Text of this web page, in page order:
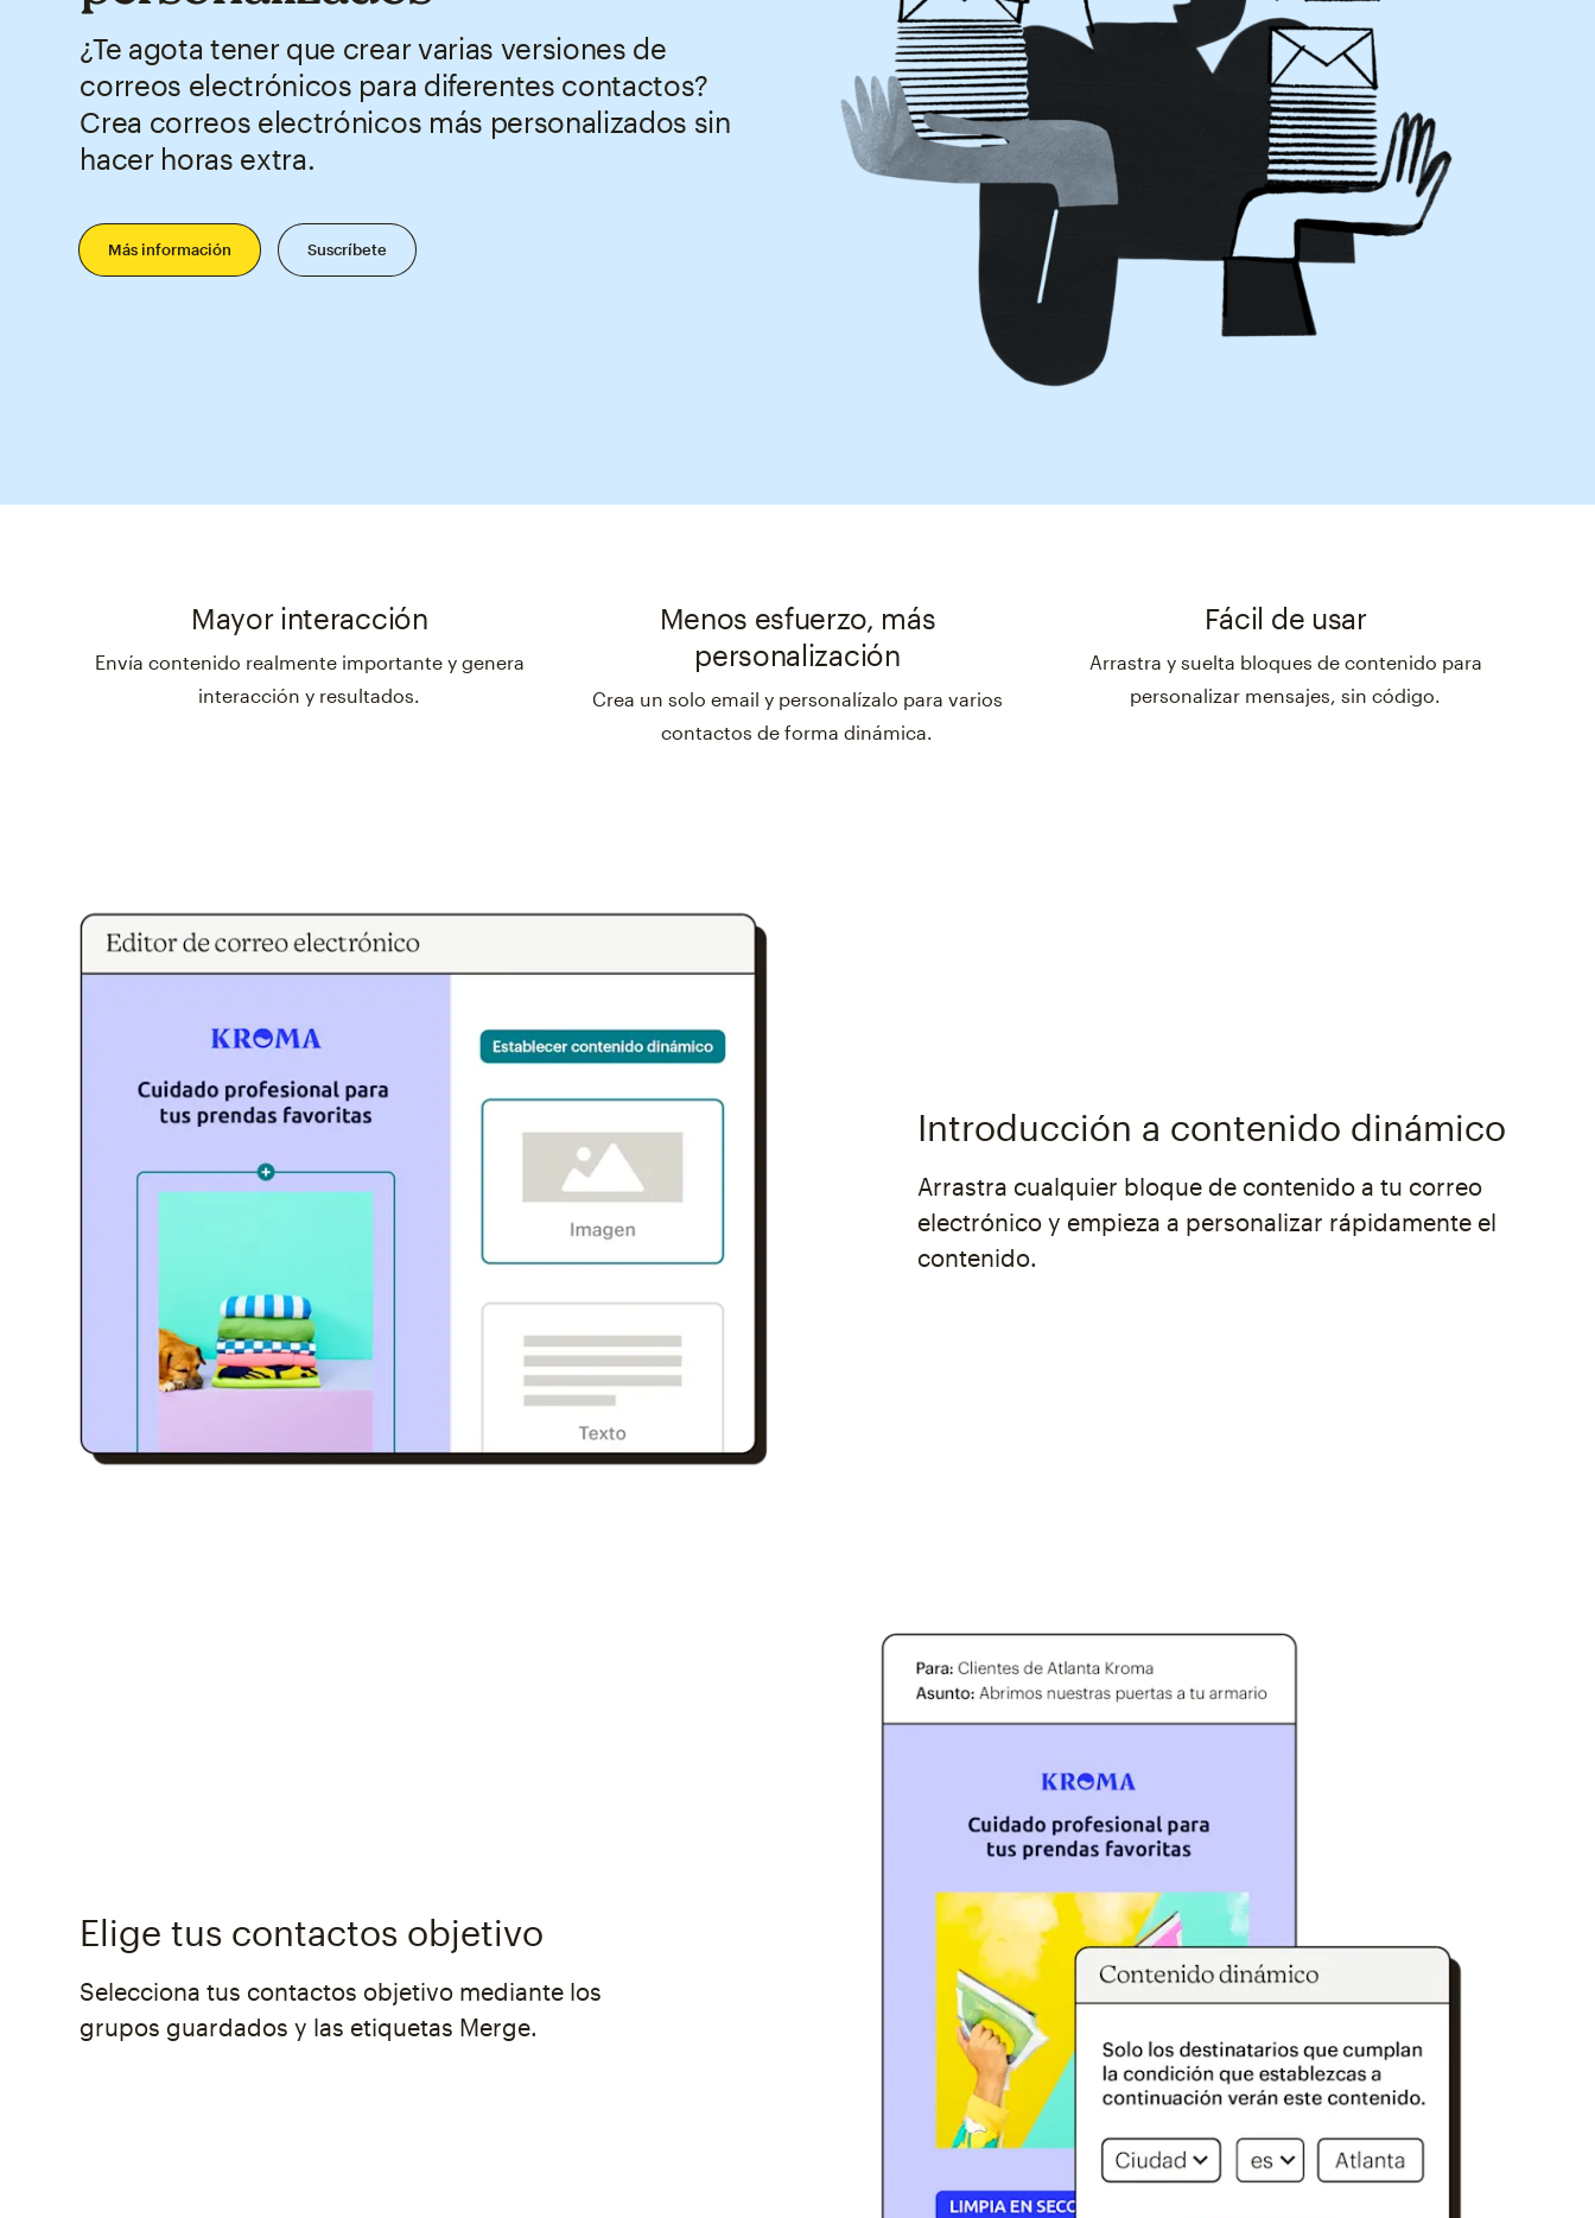
¿Te agota tener que crear varias versiones de
correos electrónicos para diferentes contactos?
Crea correos electrónicos más personalizados sin
hacer horas extra.
Más información Suscríbete
Mayor interacción
Envía contenido realmente importante y genera
interacción y resultados.
Menos esfuerzo, más
personalización
Crea un solo email y personalízalo para varios
contactos de forma dinámica.
Fácil de usar
Arrastra y suelta bloques de contenido para
personalizar mensajes, sin código.
Introducción a contenido dinámico
Arrastra cualquier bloque de contenido a tu correo
electrónico y empieza a personalizar rápidamente el
contenido.
Elige tus contactos objetivo
Selecciona tus contactos objetivo mediante los
grupos guardados y las etiquetas Merge.